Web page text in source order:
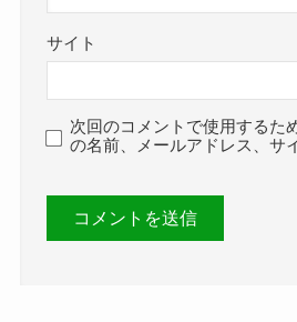
サイト
次回のコメントで使用するた
の名前、メールアドレス、サ